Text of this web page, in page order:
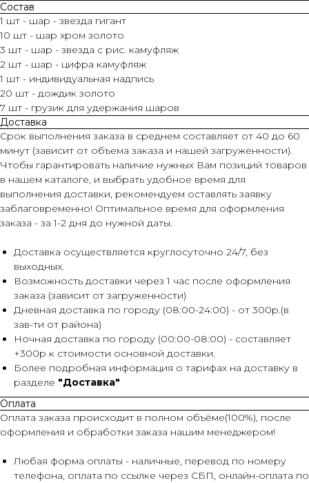
Состав
1 шт - шар - звезда гигант
10 шт - шар хром золото
3 шт - шар - звезда с рис. камуфляж
2 шт - шар - цифра камуфляж
1 шт - индивидуальная надпись
20 шт - дождик золото
7 шт - грузик для удержания шаров
Доставка
Срок выполнения заказа в среднем составляет от 40 до 60
минут (зависит от объема заказа и нашей загруженности).
Чтобы гарантировать наличие нужных Вам позиций товаров
в нашем каталоге, и выбрать удобное время для
выполнения доставки, рекомендуем оставлять заявку
заблаговременно! Оптимальное время для оформления
заказа - за 1-2 дня до нужной даты.
Доставка осуществляется круглосуточно 24/7, без
выходных.
Возможность доставки через 1 час после оформления
заказа (зависит от загруженности)
Дневная доставка по городу (08:00-24:00) - от 300р.(в
зав-ти от района)
Ночная доставка по городу (00:00-08:00) - составляет
+300р к стоимости основной доставки.
Более подробная информация о тарифах на доставку в
разделе "Доставка"
Оплата
Оплата заказа происходит в полном объёме(100%), после
оформления и обработки заказа нашим менеджером!
Любая форма оплаты - наличные, перевод по номеру
телефона, оплата по ссылке через СБП, онлайн-оплата по